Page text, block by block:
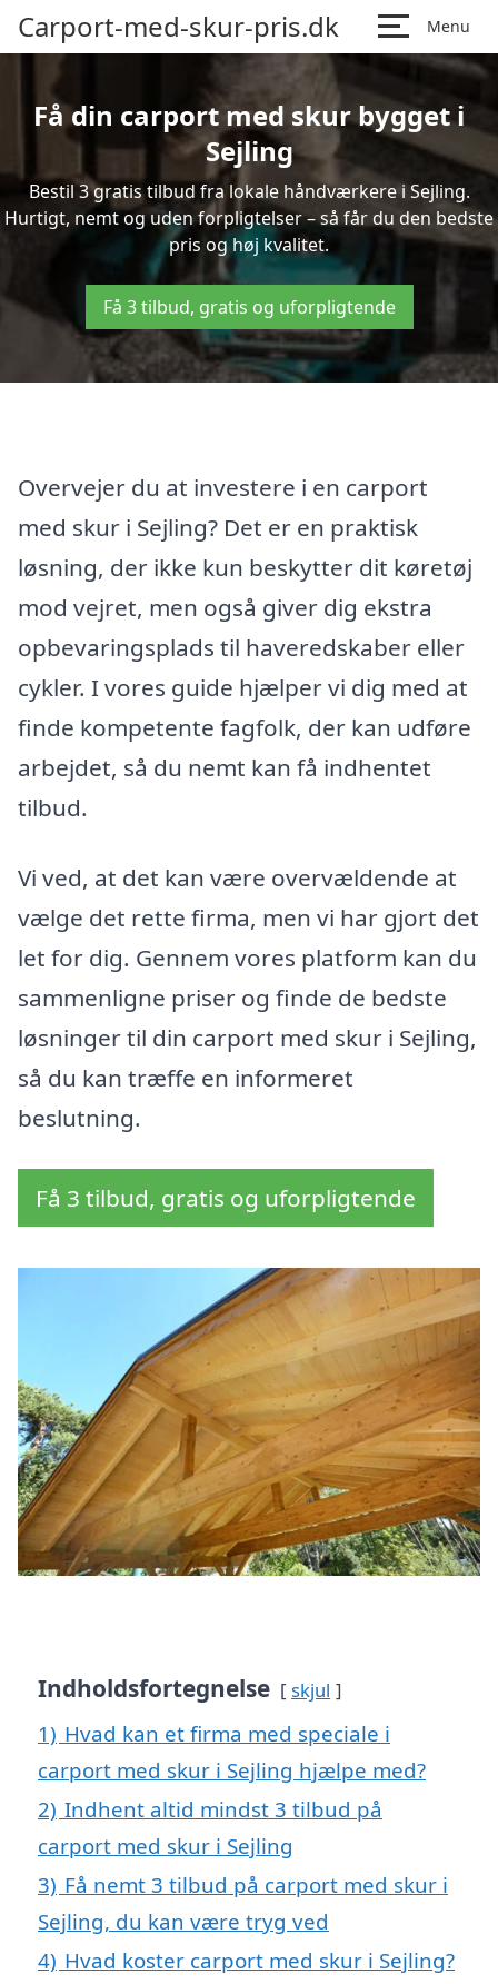
Carport-med-skur-pris.dk Menu
Få din carport med skur bygget i
Sejling
Bestil 3 gratis tilbud fra lokale håndværkere i Sejling.
Hurtigt, nemt og uden forpligtelser – så får du den bedste
pris og høj kvalitet.
Få 3 tilbud, gratis og uforpligtende
Overvejer du at investere i en carport
med skur i Sejling? Det er en praktisk
løsning, der ikke kun beskytter dit køretøj
mod vejret, men også giver dig ekstra
opbevaringsplads til haveredskaber eller
cykler. I vores guide hjælper vi dig med at
finde kompetente fagfolk, der kan udføre
arbejdet, så du nemt kan få indhentet
tilbud.
Vi ved, at det kan være overvældende at
vælge det rette firma, men vi har gjort det
let for dig. Gennem vores platform kan du
sammenligne priser og finde de bedste
løsninger til din carport med skur i Sejling,
så du kan træffe en informeret
beslutning.
Få 3 tilbud, gratis og uforpligtende
Indholdsfortegnelse skjul
1) Hvad kan et firma med speciale i
carport med skur i Sejling hjælpe med?
2) Indhent altid mindst 3 tilbud på
carport med skur i Sejling
3) Få nemt 3 tilbud på carport med skur i
Sejling, du kan være tryg ved
4) Hvad koster carport med skur i Sejling?